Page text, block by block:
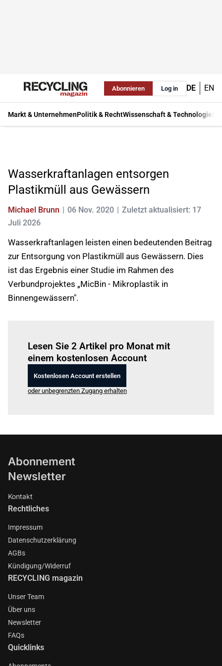
Abonnieren Log in DE EN
Markt & UnternehmenPolitik & RechtWissenschaft & Technologie
Wasserkraftanlagen entsorgen
Plastikmüll aus Gewässern
Michael Brunn 06 Nov. 2020
Zuletzt aktualisiert: 17
Juli 2026
Wasserkraftanlagen leisten einen bedeutenden Beitrag
zur Entsorgung von Plastikmüll aus Gewässern. Dies
ist das Ergebnis einer Studie im Rahmen des
Verbundprojektes „MicBin - Mikroplastik in
Binnengewässern".
Lesen Sie 2 Artikel pro Monat mit
einem kostenlosen Account
Kostenlosen Account erstellen
oder unbegrenzten Zugang erhalten
Abonnement
Newsletter
Kontakt
Rechtliches
Impressum
Datenschutzerklärung
AGBs
Kündigung/Widerruf
RECYCLING magazin
Unser Team
Über uns
Newsletter
FAQs
Quicklinks